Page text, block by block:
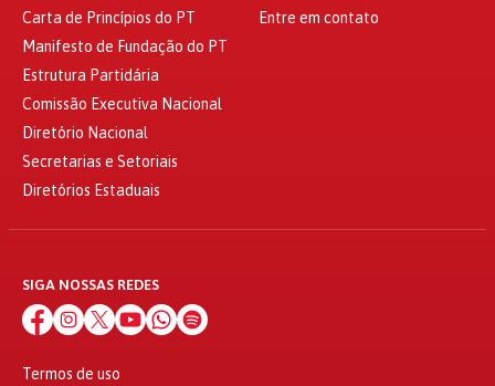
Carta de Princípios do PT
Manifesto de Fundação do PT
Estrutura Partidária
Comissão Executiva Nacional
Diretório Nacional
Secretarias e Setoriais
Diretórios Estaduais
Entre em contato
SIGA NOSSAS REDES
Termos de uso